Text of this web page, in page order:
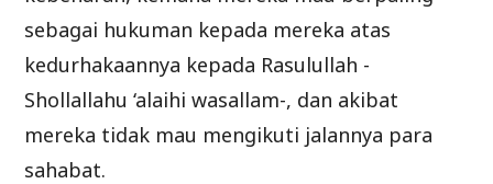
sebagai hukuman kepada mereka atas
kedurhakaannya kepada Rasulullah -
Shollallahu ‘alaihi wasallam-, dan akibat
mereka tidak mau mengikuti jalannya para
sahabat.